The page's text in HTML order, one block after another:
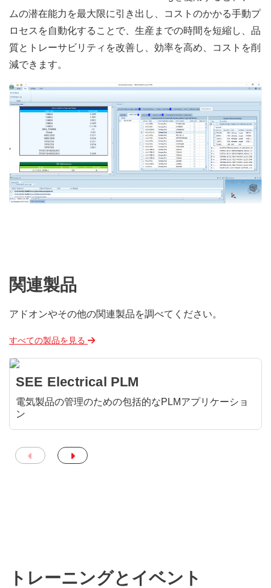
ムの潜在能力を最大限に引き出し、コストのかかる手動プ
ロセスを自動化することで、生産までの時間を短縮し、品
質とトレーサビリティを改善し、効率を高め、コストを削
減できます。
関連製品
アドオンやその他の関連製品を調べてください。
すべての製品を見る
SEE Electrical PLM
電気製品の管理のための包括的なPLMアプリケーショ
ン
トレーニングとイベント